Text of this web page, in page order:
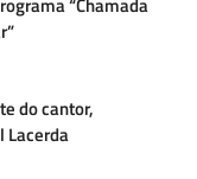
do cantor,
Lacerda